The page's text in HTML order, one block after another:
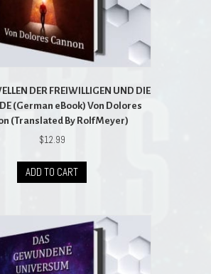
DER FREIWILLIGEN UND DIE
(German eBook) Von Dolores
(Translated By Rolf Meyer)
$12.99
ADD TO CART